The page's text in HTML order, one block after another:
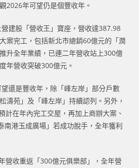
2026年可望仍是個豐收年。
建股「營收王」寶座，營收達387.98
案完工，包括新北市總銷60億元的「潤
升全年業績，已連二年營收站上300億
年營收突破300億元。
還是豐收年，除「峰左岸」部分戶數
濤苑」及「峰左岸」持續認列。另外，
計在年內完工交屋，再加上商辦大案、
南港玉成廣場」若成功脫手，全年獲利
營收重返「300億元俱樂部」，全年營